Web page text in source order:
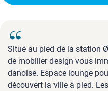
Situé au pied de la station
de mobilier design vous
danoise. Espace lounge
découvert la ville à pied.